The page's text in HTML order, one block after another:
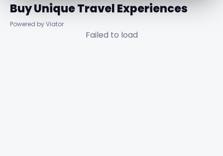
Buy Unique Travel Experiences
Powered by Viator
Failed to load